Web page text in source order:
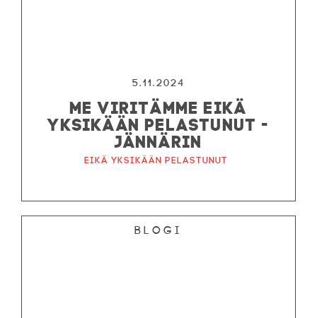
5.11.2024
ME VIRITÄMME EIKÄ
YKSIKÄÄN PELASTUNUT -
JÄNNÄRIN
Eikä yksikään pelastunut
Blogi